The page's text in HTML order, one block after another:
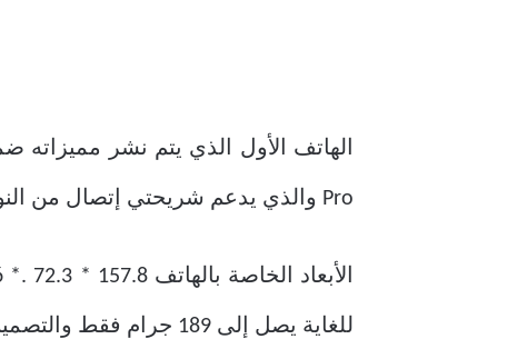
Pro والذي يدعم شريحتي إتصال من النوع Nano Sim بالإضافة إلى أنه يدعم أيضاً شبكات الجيل الرابع للأتصال.
الأبعاد الخاصة بالهاتف 157.8 * 72.3 .* 8.6 في الوقت الذي يأتي فيه
للغاية يصل إلى 189 جرام فقط والتصميم الخاص به من الزجاج بالأمام والمعدن من الخلف.